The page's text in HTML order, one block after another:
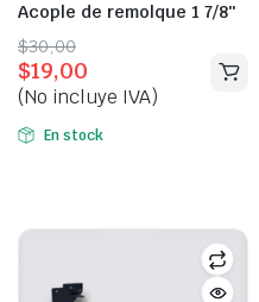
Acople de remolque 1 7/8″
$30,00
Original
price
was:
$30,00.
$19,00
Current
price
is:
$19,00.
(No incluye IVA)
En stock